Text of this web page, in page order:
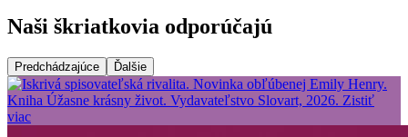
Naši škriatkovia odporúčajú
Predchádzajúce Ďalšie